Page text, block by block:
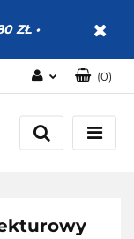
ZŁ •
się
się
(0)